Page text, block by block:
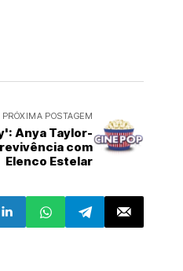
PRÓXIMA POSTAGEM
Anya Taylor-
com
Elenco Estelar